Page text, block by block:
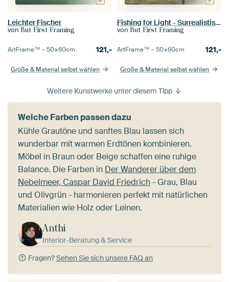
Leichter Fischer
von But First Framing
ArtFrame™ –50×60cm 121,-
Größe & Material selbst wählen
Fishing for Light - Surrealistisches Träumen am Meer
von But First Framing
ArtFrame™ –50×60cm 121,-
Größe & Material selbst wählen
Weitere Kunstwerke unter diesem Tipp
Welche Farben passen dazu
Kühle Grautöne und sanftes Blau lassen sich
wunderbar mit warmen Erdtönen kombinieren.
Möbel in Braun oder Beige schaffen eine ruhige
Balance. Die Farben in Der Wanderer über dem
Nebelmeer, Caspar David Friedrich- Grau, Blau
und Olivgrün - harmonieren perfekt mit natürlichen
Materialien wie Holz oder Leinen.
Anthi
Interior-Beratung & Service
Fragen?Sehen Sie sich unsere FAQ an